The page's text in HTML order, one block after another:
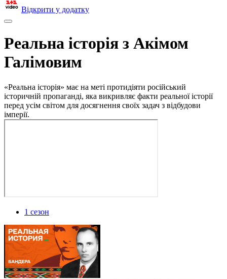
Відкрити у додатку
Реальна історія з Акімом
Галімовим
«Реальна історія» має на меті протидіяти російський
історичній пропаганді, яка викривляє факти реальної історії
перед усім світом для досягнення своїх задач з відбудови
імперії.
1 сезон